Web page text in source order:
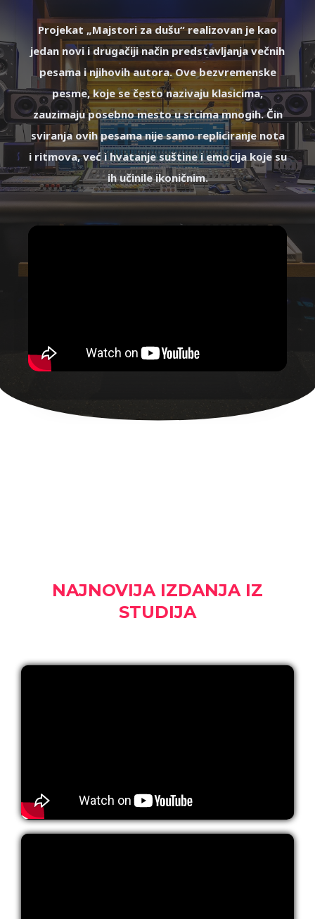
Projekat „Majstori za dušu“ realizovan je kao
jedan novi i drugačiji način predstavljanja večnih
pesama i njihovih autora. Ove bezvremenske
pesme, koje se često nazivaju klasicima,
zauzimaju posebno mesto u srcima mnogih. Čin
sviranja ovih pesama nije samo repliciranje nota
i ritmova, već i hvatanje suštine i emocija koje su
ih učinile ikoničnim.
NAJNOVIJA IZDANJA IZ
STUDIJA